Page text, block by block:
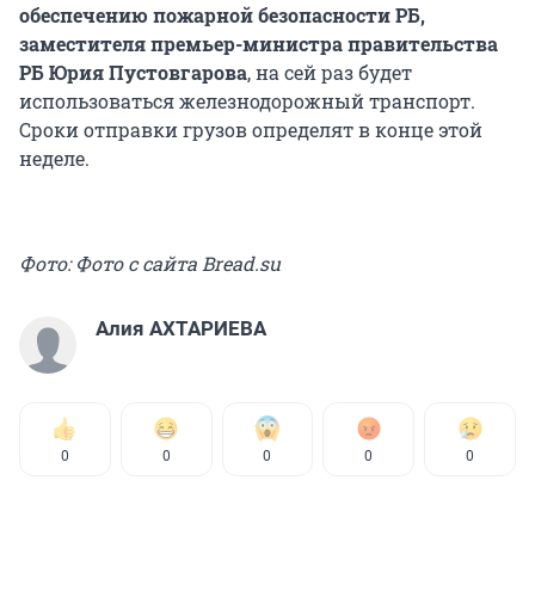
обеспечению пожарной безопасности РБ,
заместителя премьер-министра правительства
РБ Юрия Пустовгарова, на сей раз будет
использоваться железнодорожный транспорт.
Сроки отправки грузов определят в конце этой
неделе.
Фото: Фото с сайта Bread.su
Алия АХТАРИЕВА
0 0 0 0 0